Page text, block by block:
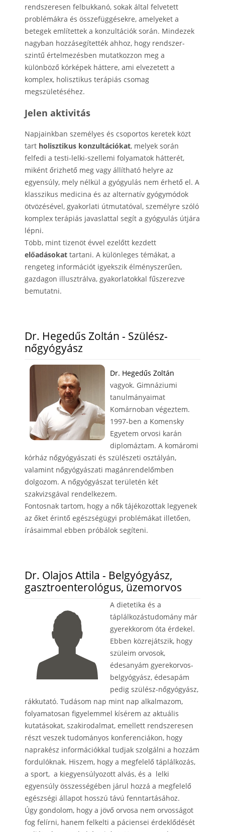
rendszeresen felbukkanó, sokak által felvetett
problémákra és összefüggésekre, amelyeket a
betegek említettek a konzultációk során. Mindezek
nagyban hozzásegítették ahhoz, hogy rendszer-
szintű értelmezésben mutatkozzon meg a
különböző kórképek háttere, ami elvezetett a
komplex, holisztikus terápiás csomag
megszületéséhez.
Jelen aktivitás
Napjainkban személyes és csoportos keretek közt
tart holisztikus konzultációkat, melyek során
felfedi a testi-lelki-szellemi folyamatok hátterét,
miként őrizhető meg vagy állítható helyre az
egyensúly, mely nélkül a gyógyulás nem érhető el. A
klasszikus medicina és az alternatív gyógymódok
ötvözésével, gyakorlati útmutatóval, személyre szóló
komplex terápiás javaslattal segít a gyógyulás útjára
lépni.
Több, mint tizenöt évvel ezelőtt kezdett
előadásokat tartani. A különleges témákat, a
rengeteg információt igyekszik élményszerűen,
gazdagon illusztrálva, gyakorlatokkal fűszerezve
bemutatni.
Dr. Hegedűs Zoltán - Szülész-
nőgyógyász
Dr. Hegedűs Zoltán
vagyok. Gimnáziumi
tanulmányaimat
Komárnoban végeztem.
1997-ben a Komensky
Egyetem orvosi karán
diplomáztam. A komáromi
kórház nőgyógyászati és szülészeti osztályán,
valamint nőgyógyászati magánrendelőmben
dolgozom. A nőgyógyászat területén két
szakvizsgával rendelkezem.
Fontosnak tartom, hogy a nők tájékozottak legyenek
az őket érintő egészségügyi problémákat illetően,
írásaimmal ebben próbálok segíteni.
Dr. Olajos Attila - Belgyógyász,
gasztroenterológus, üzemorvos
A dietetika és a
táplálkozástudomány már
gyerekkorom óta érdekel.
Ebben közrejátszik, hogy
szüleim orvosok,
édesanyám gyerekorvos-
belgyógyász, édesapám
pedig szülész-nőgyógyász,
rákkutató. Tudásom nap mint nap alkalmazom,
folyamatosan figyelemmel kísérem az aktuális
kutatásokat, szakirodalmat, emellett rendszeresen
részt veszek tudományos konferenciákon, hogy
naprakész információkkal tudjak szolgálni a hozzám
fordulóknak. Hiszem, hogy a megfelelő táplálkozás,
a sport, a kiegyensúlyozott alvás, és a lelki
egyensúly összességében járul hozzá a megfelelő
egészségi állapot hosszú távú fenntartásához.
Úgy gondolom, hogy a jövő orvosa nem orvosságot
fog felírni, hanem felkelti a páciensei érdeklődését